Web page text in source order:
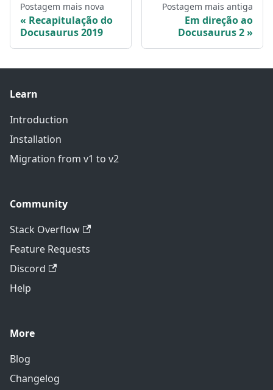
Postagem mais nova
Recapitulação do
Docusaurus 2019
Postagem mais antiga
Em direção ao
Docusaurus 2
Learn
Introduction
Installation
Migration from v1 to v2
Community
Stack Overflow
Feature Requests
Discord
Help
More
Blog
Changelog